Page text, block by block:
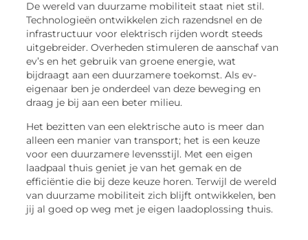
De wereld van duurzame mobiliteit staat niet stil.
Technologieën ontwikkelen zich razendsnel en de
infrastructuur voor elektrisch rijden wordt steeds
uitgebreider. Overheden stimuleren de aanschaf van
ev’s en het gebruik van groene energie, wat
bijdraagt aan een duurzamere toekomst. Als ev-
eigenaar ben je onderdeel van deze beweging en
draag je bij aan een beter milieu.
Het bezitten van een elektrische auto is meer dan
alleen een manier van transport; het is een keuze
voor een duurzamere levensstijl. Met een eigen
laadpaal thuis geniet je van het gemak en de
efficiëntie die bij deze keuze horen. Terwijl de wereld
van duurzame mobiliteit zich blijft ontwikkelen, ben
jij al goed op weg met je eigen laadoplossing thuis.